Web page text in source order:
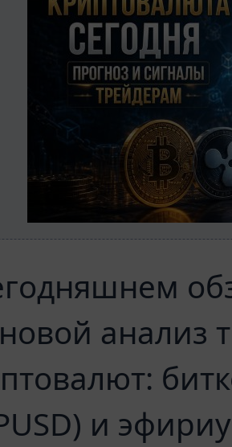
анализ
и